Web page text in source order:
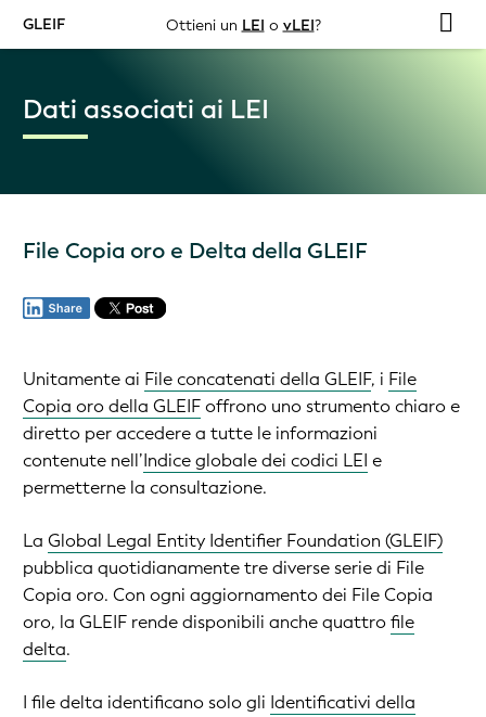
GLEIF Ottieni un LEI o vLEI?
Dati associati ai LEI
File Copia oro e Delta della GLEIF
Unitamente ai File concatenati della GLEIF, i File
Copia oro della GLEIFoffrono uno strumento chiaro e
diretto per accedere a tutte le informazioni
contenute nell’Indice globale dei codici LEI e
permetterne la consultazione.
La Global Legal Entity Identifier Foundation (GLEIF)
pubblica quotidianamente tre diverse serie di File
Copia oro. Con ogni aggiornamento dei File Copia
oro, la GLEIF rende disponibili anche quattrofile
delta.
I file delta identificano solo gli Identificativi della